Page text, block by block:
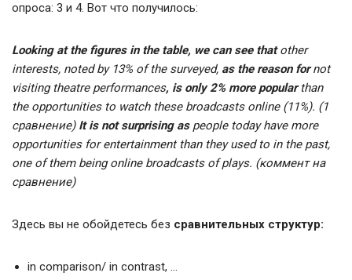
опроса: 3 и 4. Вот что получилось:
Looking at the figures in the table, we can see thatother
interests, noted by 13% of the surveyed, as the reason fornot
visiting theatre performances, is only 2% more popularthan
the opportunities to watch these broadcasts online (11%). (1
сравнение) It is not surprising aspeople today have more
opportunities for entertainment than they used to in the past,
one of them being online broadcasts of plays. (коммент на
сравнение)
Здесь вы не обойдетесь без сравнительных структур:
in comparison/ in contrast, …